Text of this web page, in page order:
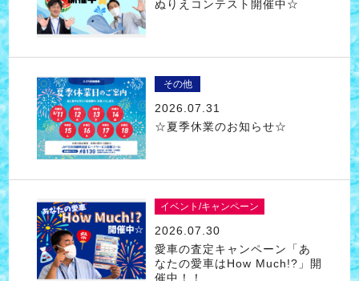
ぬりえコンテスト開催中☆
その他
2026.07.31
☆夏季休業のお知らせ☆
イベント/キャンペーン
2026.07.30
愛車の査定キャンペーン「あ
なたの愛車はHow Much!?」開
催中！！